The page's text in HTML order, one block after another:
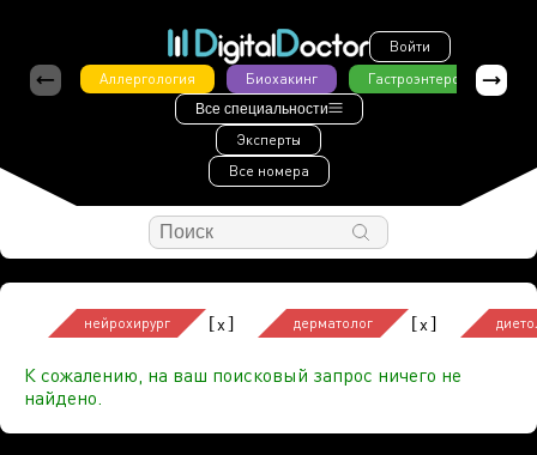
Войти
Аллергология
Биохакинг Гастроэнтерология
Все специальности
Эксперты
Все номера
нейрохирург [x] дерматолог [x]
К сожалению, на ваш поисковый запрос ничего не
найдено.